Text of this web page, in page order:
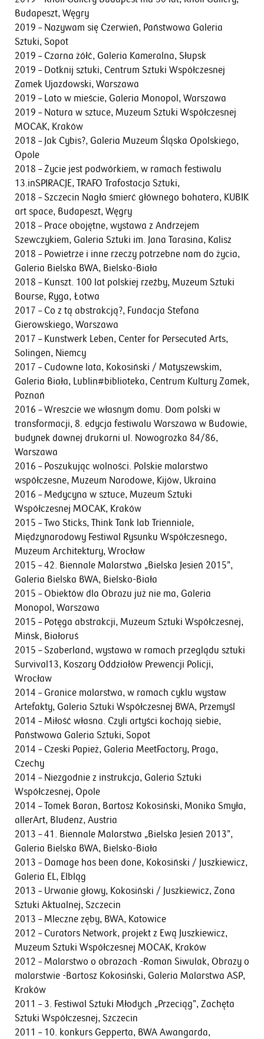
Budapeszt, Węgry
2019 – Nazywam się Czerwień, Państwowa Galeria
Sztuki, Sopot
2019 – Czarna żółć, Galeria Kameralna, Słupsk
2019 – Dotknij sztuki, Centrum Sztuki Współczesnej
Zamek Ujazdowski, Warszawa
2019 – Lato w mieście, Galeria Monopol, Warszawa
2019 – Natura w sztuce, Muzeum Sztuki Współczesnej
MOCAK, Kraków
2018 – Jak Cybis?, Galeria Muzeum Śląska Opolskiego,
Opole
2018 – Życie jest podwórkiem, w ramach festiwalu
13.inSPIRACJE, TRAFO Trafostacja Sztuki,
2018 – Szczecin Nagła śmierć głównego bohatera, KUBIK
art space, Budapeszt, Węgry
2018 – Prace obojętne, wystawa z Andrzejem
Szewczykiem, Galeria Sztuki im. Jana Tarasina, Kalisz
2018 – Powietrze i inne rzeczy potrzebne nam do życia,
Galeria Bielska BWA, Bielsko-Biała
2018 – Kunszt. 100 lat polskiej rzeźby, Muzeum Sztuki
Bourse, Ryga, Łotwa
2017 – Co z tą abstrakcją?, Fundacja Stefana
Gierowskiego, Warszawa
2017 – Kunstwerk Leben, Center for Persecuted Arts,
Solingen, Niemcy
2017 – Cudowne lata, Kokosiński / Matyszewskim,
Galeria Biała, Lublin#biblioteka, Centrum Kultury Zamek,
Poznań
2016 – Wreszcie we własnym domu. Dom polski w
transformacji, 8. edycja festiwalu Warszawa w Budowie,
budynek dawnej drukarni ul. Nowogrozka 84/86,
Warszawa
2016 – Poszukując wolności. Polskie malarstwo
współczesne, Muzeum Narodowe, Kijów, Ukraina
2016 – Medycyna w sztuce, Muzeum Sztuki
Współczesnej MOCAK, Kraków
2015 – Two Sticks, Think Tank lab Trienniale,
Międzynarodowy Festiwal Rysunku Współczesnego,
Muzeum Architektury, Wrocław
2015 – 42. Biennale Malarstwa „Bielska Jesień 2015”,
Galeria Bielska BWA, Bielsko-Biała
2015 – Obiektów dla Obrazu już nie ma, Galeria
Monopol, Warszawa
2015 – Potęga abstrakcji, Muzeum Sztuki Współczesnej,
Mińsk, Białoruś
2015 – Szaberland, wystawa w ramach przeglądu sztuki
Survival13, Koszary Oddziałów Prewencji Policji,
Wrocław
2014 – Granice malarstwa, w ramach cyklu wystaw
Artefakty, Galeria Sztuki Współczesnej BWA, Przemyśl
2014 – Miłość własna. Czyli artyści kochają siebie,
Państwowa Galeria Sztuki, Sopot
2014 – Czeski Papież, Galeria MeetFactory, Praga,
Czechy
2014 – Niezgodnie z instrukcja, Galeria Sztuki
Współczesnej, Opole
2014 – Tomek Baran, Bartosz Kokosiński, Monika Smyła,
allerArt, Bludenz, Austria
2013 – 41. Biennale Malarstwa „Bielska Jesień 2013”,
Galeria Bielska BWA, Bielsko-Biała
2013 – Damage has been done, Kokosiński / Juszkiewicz,
Galeria EL, Elbląg
2013 – Urwanie głowy, Kokosiński / Juszkiewicz, Zona
Sztuki Aktualnej, Szczecin
2013 – Mleczne zęby, BWA, Katowice
2012 – Curators Network, projekt z Ewą Juszkiewicz,
Muzeum Sztuki Współczesnej MOCAK, Kraków
2012 – Malarstwo o obrazach -Roman Siwulak, Obrazy o
malarstwie -Bartosz Kokosiński, Galeria Malarstwa ASP,
Kraków
2011 – 3. Festiwal Sztuki Młodych „Przeciąg”, Zachęta
Sztuki Współczesnej, Szczecin
2011 – 10. konkurs Gepperta, BWA Awangarda,